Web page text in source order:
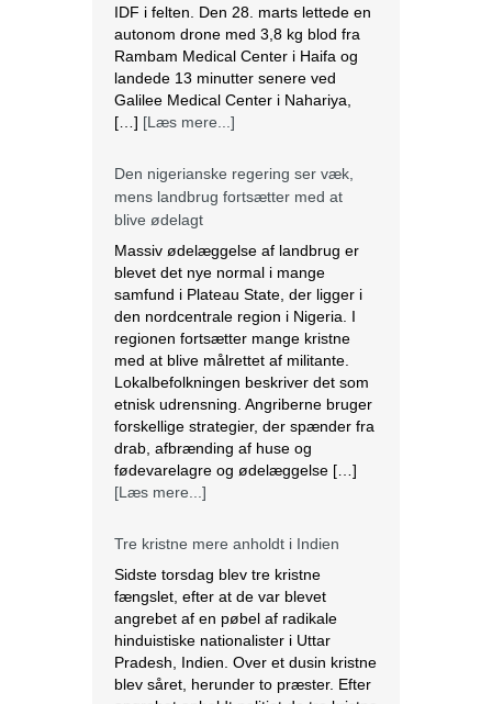
mens landbrug fortsætter med at
blive ødelagt
Massiv ødelæggelse af landbrug er
blevet det nye normal i mange
samfund i Plateau State, der ligger i
den nordcentrale region i Nigeria. I
med at blive målrettet af militante.
Lokalbefolkningen beskriver det som
etnisk udrensning. Angriberne bruger
forskellige strategier, der spænder fra
drab, afbrænding af huse og
fødevarelagre og ødelæggelse […]
[Læs mere...]
Tre kristne mere anholdt i Indien
Sidste torsdag blev tre kristne
fængslet, efter at de var blevet
angrebet af en pøbel af radikale
hinduistiske nationalister i Uttar
Pradesh, Indien. Over et dusin kristne
blev såret, herunder to præster. Efter
under falske anklager om anti-
konvertering. Ifølge lokale kilder brød
en pøbel på over 20 personer ind […]
[Læs mere...]
Saudi-Arabien omfavnede koptisk jul.
Biskop Marcos fra Egyptens Koptisk-